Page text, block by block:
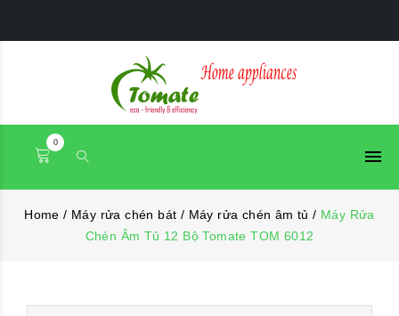
0
Home/ Máy rửa chén bát / Máy rửa chén âm tủ/ Máy Rửa
Chén Âm Tủ 12 Bộ Tomate TOM 6012